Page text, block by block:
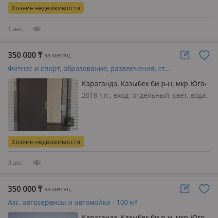
решетки на окнах, общая, есть,
платная, потолки 2.7м., Сдаетс…
Хозяин недвижимости
1 авг.
350 000₸ за месяц
Фитнес и спорт, образование, развлечения, студии · 80 м²
Караганда, Казыбек би р-н, мкр Юго-
Восток, Шахтеров 5/1
2018 г.п., вход: отдельный, свет, вода,
потолки 3м., Светлый, теплый,
просторный кабинет с панорамным…
Хозяин недвижимости
3 авг.
350 000₸ за месяц
Азс, автосервисы и автомойки · 100 м²